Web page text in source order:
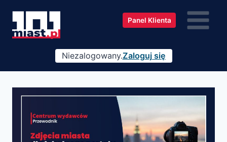
treści
Panel Klienta
Niezalogowany.Zaloguj się